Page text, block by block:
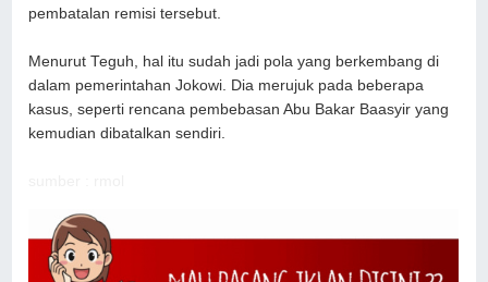
pembatalan remisi tersebut.
Menurut Teguh, hal itu sudah jadi pola yang berkembang di
dalam pemerintahan Jokowi. Dia merujuk pada beberapa
kasus, seperti rencana pembebasan Abu Bakar Baasyir yang
kemudian dibatalkan sendiri.